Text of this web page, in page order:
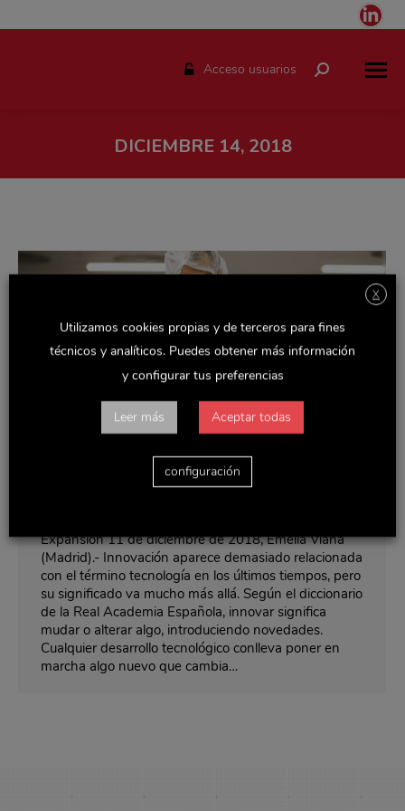
Acceso usuarios Buscar:
DICIEMBRE 14, 2018
Innovación no es sólo tecnología
Expansión 11 de diciembre de 2018, Emelia Viaña
(Madrid).- Innovación aparece demasiado relacionada
con el término tecnología en los últimos tiempos, pero
su significado va mucho más allá. Según el diccionario
de la Real Academia Española, innovar significa
mudar o alterar algo, introduciendo novedades.
Cualquier desarrollo tecnológico conlleva poner en
marcha algo nuevo que cambia…
X
Utilizamos cookies propias y de terceros para fines
técnicos y analíticos. Puedes obtener más información
y configurar tus preferencias
Leer más Aceptar todas
configuración